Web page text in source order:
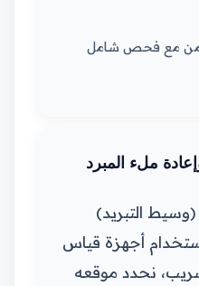
مع فحص شامل
ملء المبرد
التبريد)
أجهزة قياس
نحدد موقعه